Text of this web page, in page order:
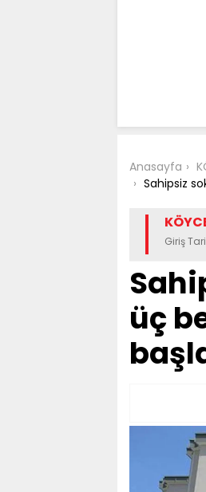
Anasayfa
Sahipsiz
Giriş
üç